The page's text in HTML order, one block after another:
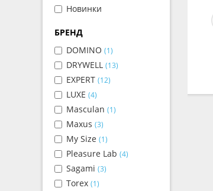
Новинки
БРЕНД
DOMINO (1)
DRYWELL (13)
EXPERT (12)
LUXE (4)
Masculan (1)
Maxus (3)
My Size (1)
Pleasure Lab (4)
Sagami (3)
Torex (1)